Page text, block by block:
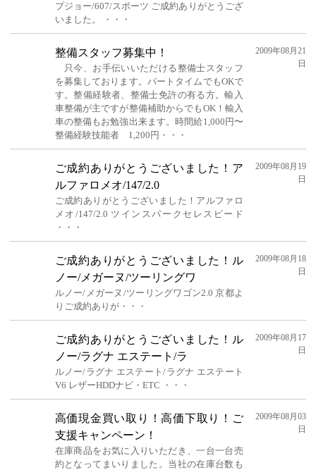
プジョー/607/スポーツ ご成約ありがとうござ
いました。 ・・・
整備スタッフ募集中！
只今、お手伝いいただける整備士スタッフ
を募集しております。パートタイムでもOKで
す。整備経験者、整備士免許の有る方。輸入
車整備が主ですが整備補助からでもOK！輸入
車の整備もお勉強出来ます。時間給1,000円〜
整備経験技能者 1,200円・・・
2009年08月21
日
ご成約ありがとうございました！ア
ルファロメオ/147/2.0
ご成約ありがとうございました！アルファロ
メオ/147/2.0 ツインスパークセレスピード
・・・
2009年08月19
日
ご成約ありがとうございました！ル
ノー/メガーヌ/ツーリングワ
ルノー/メガーヌ/ツーリングワゴン2.0 京都よ
りご成約ありが・・・
2009年08月18
日
ご成約ありがとうございました！ル
ノー/ラグナ エステート/ラ
ルノー/ラグナ エステート/ラグナ エステート
V6 レザーHDDナビ・ETC ・・・
2009年08月17
日
高価現金買い取り！高価下取り！ご
支援キャンペーン！
在庫商品をお気に入りいただき、一台一台売
約となってまいりました。当社の在庫台数も
2009年08月03
日